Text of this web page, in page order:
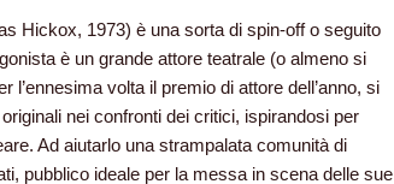
Hickox, 1973) è una sorta di spin-off o seguito
è un grande attore teatrale (o almeno si
volta il premio di attore dell’anno, si
nei confronti dei critici, ispirandosi per
Ad aiutarlo una strampalata comunità di
pubblico ideale per la messa in scena delle sue